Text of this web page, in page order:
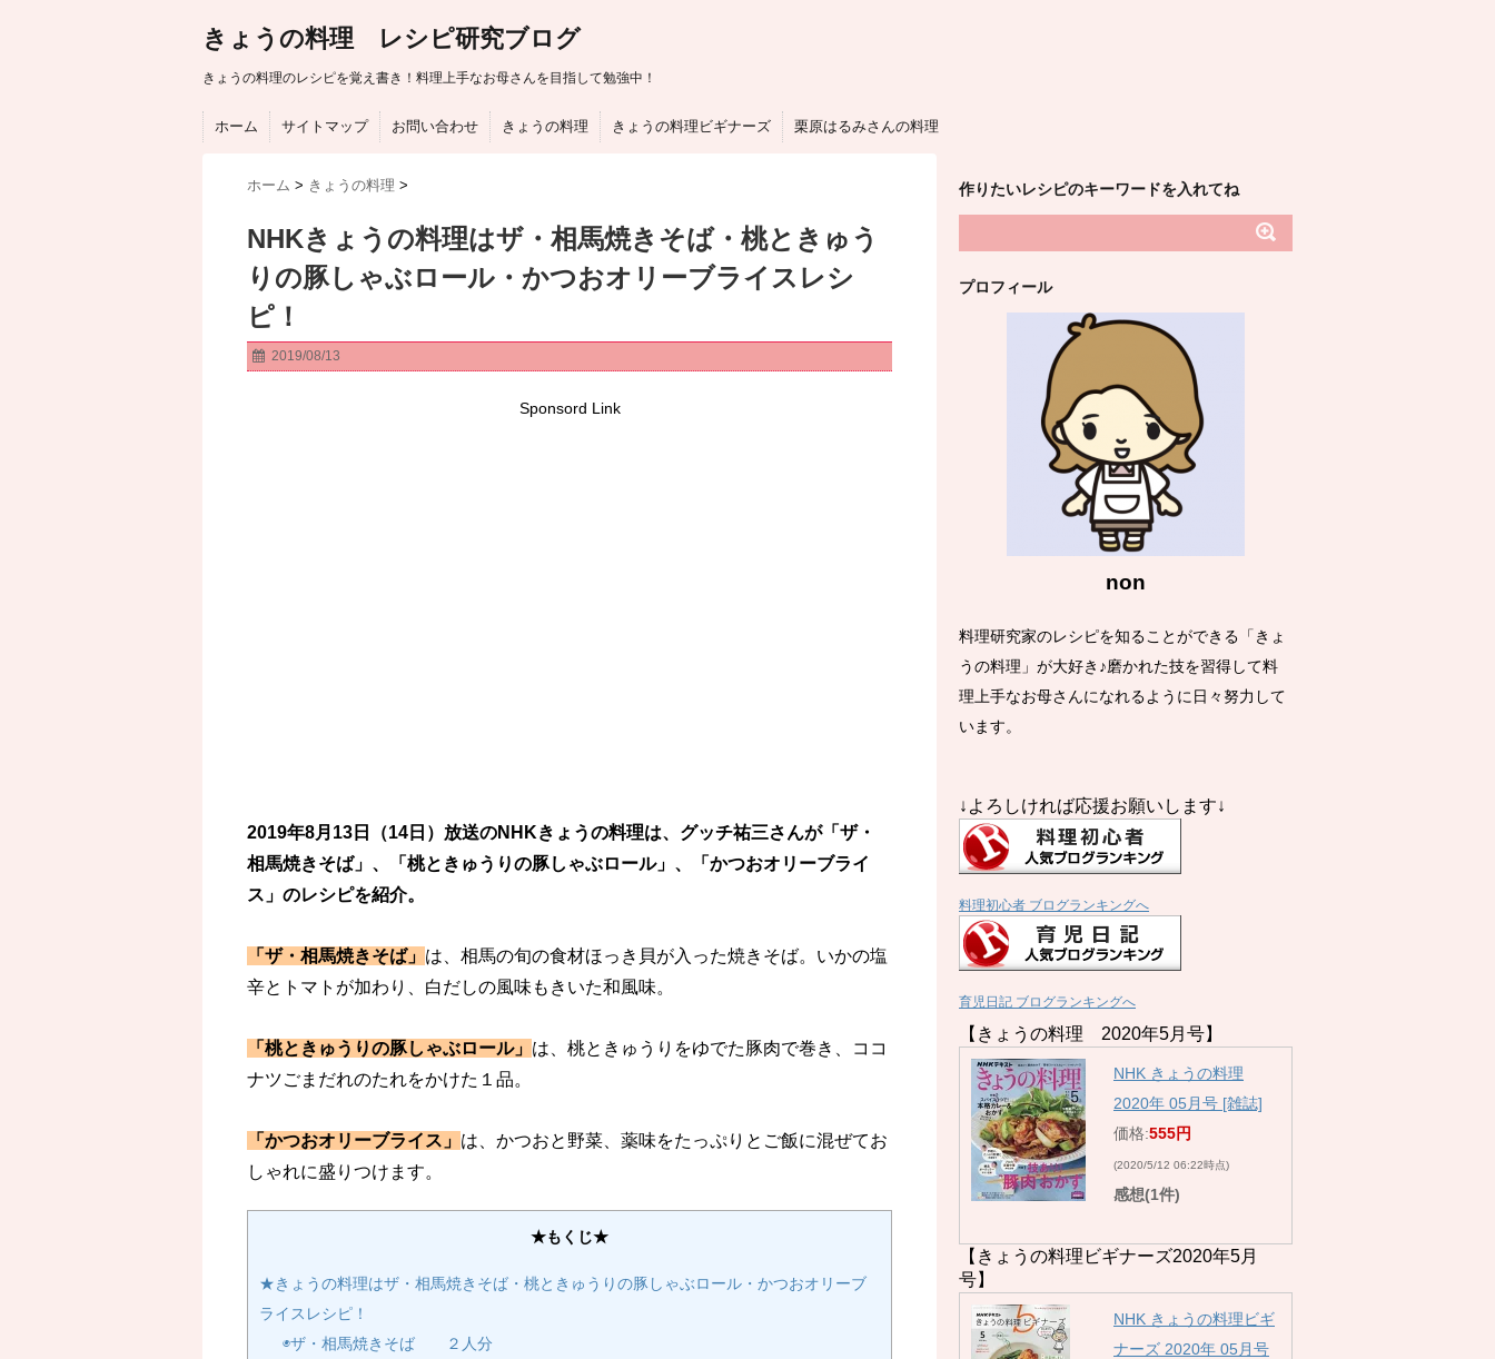
きょうの料理 レシピ研究ブログ
きょうの料理のレシピを覚え書き！料理上手なお母さんを目指して勉強中！
ホーム サイトマップ お問い合わせ きょうの料理 きょうの料理ビギナーズ 栗原はるみさんの料理
ホーム > きょうの料理 >
NHKきょうの料理はザ・相馬焼きそば・桃ときゅう
りの豚しゃぶロール・かつおオリーブライスレシ
ピ！
2019/08/13
Sponsord Link
2019年8月13日（14日）放送のNHKきょうの料理は、グッチ祐三さんが「ザ・
相馬焼きそば」、「桃ときゅうりの豚しゃぶロール」、「かつおオリーブライ
ス」のレシピを紹介。
「ザ・相馬焼きそば」 は、相馬の旬の食材ほっき貝が入った焼きそば。いかの塩
辛とトマトが加わり、白だしの風味もきいた和風味。
「桃ときゅうりの豚しゃぶロール」 は、桃ときゅうりをゆでた豚肉で巻き、ココ
ナツごまだれのたれをかけた１品。
「かつおオリーブライス」 は、かつおと野菜、薬味をたっぷりとご飯に混ぜてお
しゃれに盛りつけます。
★もくじ★
★きょうの料理はザ・相馬焼きそば・桃ときゅうりの豚しゃぶロール・かつおオリーブ
ライスレシピ！
◉ザ・相馬焼きそば ２人分
作りたいレシピのキーワードを入れてね
プロフィール
non
料理研究家のレシピを知ることができる「きょ
うの料理」が大好き♪磨かれた技を習得して料
理上手なお母さんになれるように日々努力して
います。
↓よろしければ応援お願いします↓
料理初心者 ブログランキングへ
育児日記 ブログランキングへ
【きょうの料理 2020年5月号】
NHK きょうの料理
2020年 05月号 [雑誌]
価格:555円
(2020/5/12 06:22時点)
感想(1件)
【きょうの料理ビギナーズ2020年5月
号】
NHK きょうの料理ビギ
ナーズ 2020年 05月号